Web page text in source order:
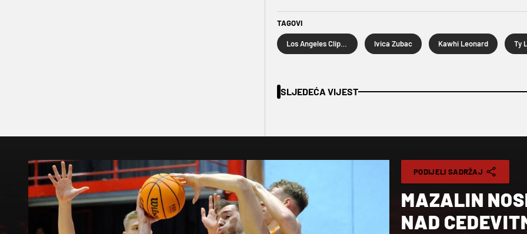
TAGOVI
Los Angeles Clippers Ivica Zubac Kawhi Leonard Ty
SLJEDEĆA VIJEST
PODIJELI SADRŽAJ
MAZALIN
NAD